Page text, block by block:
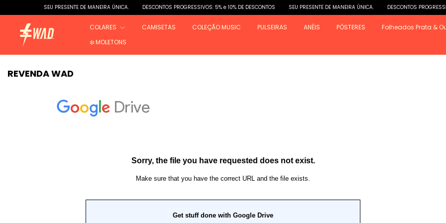
SEU PRESENTE DE MANEIRA ÚNICA. DESCONTOS PROGRESSIVOS: 5% e 10% DE DESCONTOS SEU PRESENTE DE MANEIRA ÚNICA. DESCONTOS PROGRESSIVOS: 5% e
COLARES CAMISETAS COLEÇÃO MUSIC PULSEIRAS ANÉIS PÔSTERES
Folheados Prata &
❄️ MOLETONS
REVENDA WAD